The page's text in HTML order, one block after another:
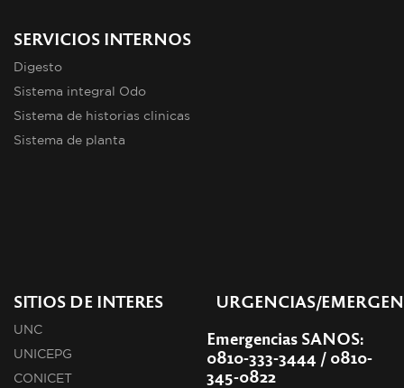
SERVICIOS INTERNOS
Digesto
Sistema integral Odo
Sistema de historias clinicas
Sistema de planta
SITIOS DE INTERES
UNC
UNICEPG
CONICET
URGENCIAS/
Emergencias SANOS:
0810-333-3444 / 0810-
345-0822